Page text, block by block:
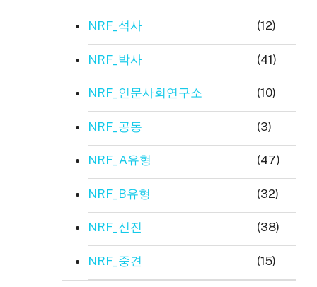
NRF_석사 (12)
NRF_박사 (41)
NRF_인문사회연구소 (10)
NRF_공동 (3)
NRF_A유형 (47)
NRF_B유형 (32)
NRF_신진 (38)
NRF_중견 (15)